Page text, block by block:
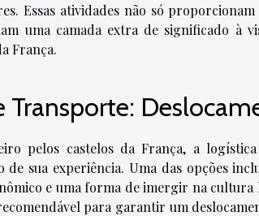
Essas atividades não só
uma camada extra de significado à
França.
Transporte:
pelos castelos da França, a
de sua experiência. Uma das opções
e uma forma de imergir na
para garantir um